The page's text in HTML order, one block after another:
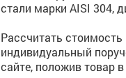
стали марки AISI 304,
Рассчитать
индивидуальный
сайте, положив товар в